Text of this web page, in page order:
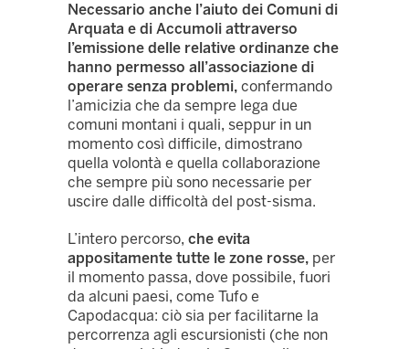
Necessario anche l’aiuto dei Comuni di
Arquata e di Accumoli attraverso
l’emissione delle relative ordinanze che
hanno permesso all’associazione di
operare senza problemi, confermando
l’amicizia che da sempre lega due
comuni montani i quali, seppur in un
momento così difficile, dimostrano
quella volontà e quella collaborazione
che sempre più sono necessarie per
uscire dalle difficoltà del post-sisma.
L’intero percorso, che evita
appositamente tutte le zone rosse, per
il momento passa, dove possibile, fuori
da alcuni paesi, come Tufo e
Capodacqua: ciò sia per facilitarne la
percorrenza agli escursionisti (che non